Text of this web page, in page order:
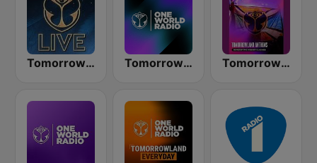
Tomorrowland Live Tomorrowland One World Radio UK Tomorrowland Anthems